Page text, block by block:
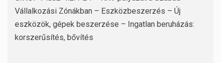
Vállalkozási Zónákban – Eszközbeszerzés – Új
eszközök, gépek beszerzése – Ingatlan beruházás:
korszerűsítés, bővítés